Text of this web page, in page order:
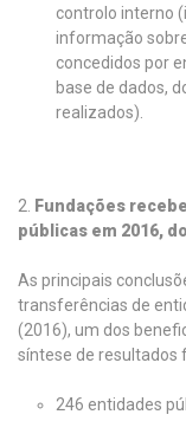
controlo interno
informação
concedidos por
base de dados,
realizados).
2.
Fundações
públicas em 2016,
As principais
transferências de
(2016), um dos
síntese de resultados
246 entidades